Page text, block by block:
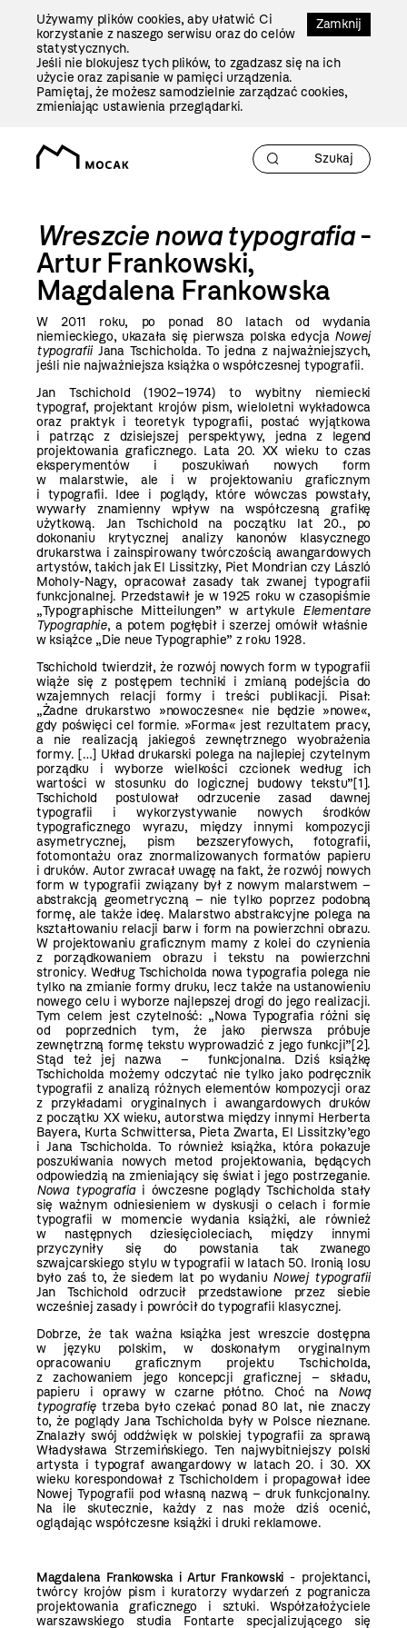
Zamknij
Używamy plików cookies, aby ułatwić Ci
korzystanie z naszego serwisu oraz do celów
statystycznych.
Jeśli nie blokujesz tych plików, to zgadzasz się na ich
użycie oraz zapisanie w pamięci urządzenia.
Pamiętaj, że możesz samodzielnie zarządzać cookies,
zmieniając ustawienia przeglądarki.
Wreszcie nowa typografia-
Artur Frankowski,
Magdalena Frankowska
W 2011 roku, po ponad 80 latach od wydania
niemieckiego, ukazała się pierwsza polska edycja Nowej
typografiiJana Tschicholda. To jedna z najważniejszych,
jeśli nie najważniejsza książka o współczesnej typografii.
Jan Tschichold (1902–1974) to wybitny niemiecki
typograf, projektant krojów pism, wieloletni wykładowca
oraz praktyk i teoretyk typografii, postać wyjątkowa
i patrząc z dzisiejszej perspektywy, jedna z legend
projektowania graficznego. Lata 20. XX wieku to czas
eksperymentów i poszukiwań nowych form
w malarstwie, ale i w projektowaniu graficznym
i typografii. Idee i poglądy, które wówczas powstały,
wywarły znamienny wpływ na współczesną grafikę
użytkową. Jan Tschichold na początku lat 20., po
dokonaniu krytycznej analizy kanonów klasycznego
drukarstwa i zainspirowany twórczością awangardowych
artystów, takich jak El Lissitzky, Piet Mondrian czy László
Moholy-Nagy, opracował zasady tak zwanej typografii
funkcjonalnej. Przedstawił je w 1925 roku w czasopiśmie
„Typographische Mitteilungen” w artykule Elementare
Typographie, a potem pogłębił i szerzej omówił właśnie
w książce „Die neue Typographie” z roku 1928.
Tschichold twierdził, że rozwój nowych form w typografii
wiąże się z postępem techniki i zmianą podejścia do
wzajemnych relacji formy i treści publikacji. Pisał:
„Żadne drukarstwo »nowoczesne« nie będzie »nowe«,
gdy poświęci cel formie. »Forma« jest rezultatem pracy,
a nie realizacją jakiegoś zewnętrznego wyobrażenia
formy. […] Układ drukarski polega na najlepiej czytelnym
porządku i wyborze wielkości czcionek według ich
wartości w stosunku do logicznej budowy tekstu”[1].
Tschichold postulował odrzucenie zasad dawnej
typografii i wykorzystywanie nowych środków
typograficznego wyrazu, między innymi kompozycji
asymetrycznej, pism bezszeryfowych, fotografii,
fotomontażu oraz znormalizowanych formatów papieru
i druków. Autor zwracał uwagę na fakt, że rozwój nowych
form w typografii związany był z nowym malarstwem –
abstrakcją geometryczną – nie tylko poprzez podobną
formę, ale także ideę. Malarstwo abstrakcyjne polega na
kształtowaniu relacji barw i form na powierzchni obrazu.
W projektowaniu graficznym mamy z kolei do czynienia
z porządkowaniem obrazu i tekstu na powierzchni
stronicy. Według Tschicholda nowa typografia polega nie
tylko na zmianie formy druku, lecz także na ustanowieniu
nowego celu i wyborze najlepszej drogi do jego realizacji.
Tym celem jest czytelność: „Nowa Typografia różni się
od poprzednich tym, że jako pierwsza próbuje
zewnętrzną formę tekstu wyprowadzić z jego funkcji”[2].
Stąd też jej nazwa – funkcjonalna. Dziś książkę
Tschicholda możemy odczytać nie tylko jako podręcznik
typografii z analizą różnych elementów kompozycji oraz
z przykładami oryginalnych i awangardowych druków
z początku XX wieku, autorstwa między innymi Herberta
Bayera, Kurta Schwittersa, Pieta Zwarta, El Lissitzky’ego
i Jana Tschicholda. To również książka, która pokazuje
poszukiwania nowych metod projektowania, będących
odpowiedzią na zmieniający się świat i jego postrzeganie.
Nowa typografiai ówczesne poglądy Tschicholda stały
się ważnym odniesieniem w dyskusji o celach i formie
typografii w momencie wydania książki, ale również
w następnych dziesięcioleciach, między innymi
przyczyniły się do powstania tak zwanego
szwajcarskiego stylu w typografii w latach 50. Ironią losu
było zaś to, że siedem lat po wydaniu Nowej typografii
Jan Tschichold odrzucił przedstawione przez siebie
wcześniej zasady i powrócił do typografii klasycznej.
Dobrze, że tak ważna książka jest wreszcie dostępna
w języku polskim, w doskonałym oryginalnym
opracowaniu graficznym projektu Tschicholda,
z zachowaniem jego koncepcji graficznej – składu,
papieru i oprawy w czarne płótno. Choć na Nową
typografię trzeba było czekać ponad 80 lat, nie znaczy
to, że poglądy Jana Tschicholda były w Polsce nieznane.
Znalazły swój oddźwięk w polskiej typografii za sprawą
Władysława Strzemińskiego. Ten najwybitniejszy polski
artysta i typograf awangardowy w latach 20. i 30. XX
wieku korespondował z Tschicholdem i propagował idee
Nowej Typografii pod własną nazwą – druk funkcjonalny.
Na ile skutecznie, każdy z nas może dziś ocenić,
oglądając współczesne książki i druki reklamowe.
Magdalena Frankowska i Artur Frankowski - projektanci,
twórcy krojów pism i kuratorzy wydarzeń z pogranicza
projektowania graficznego i sztuki. Współzałożyciele
warszawskiego studia Fontarte specjalizującego się